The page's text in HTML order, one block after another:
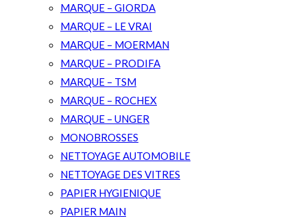
MARQUE – GIORDA
MARQUE – LE VRAI
MARQUE – MOERMAN
MARQUE – PRODIFA
MARQUE – TSM
MARQUE – ROCHEX
MARQUE – UNGER
MONOBROSSES
NETTOYAGE AUTOMOBILE
NETTOYAGE DES VITRES
PAPIER HYGIENIQUE
PAPIER MAIN